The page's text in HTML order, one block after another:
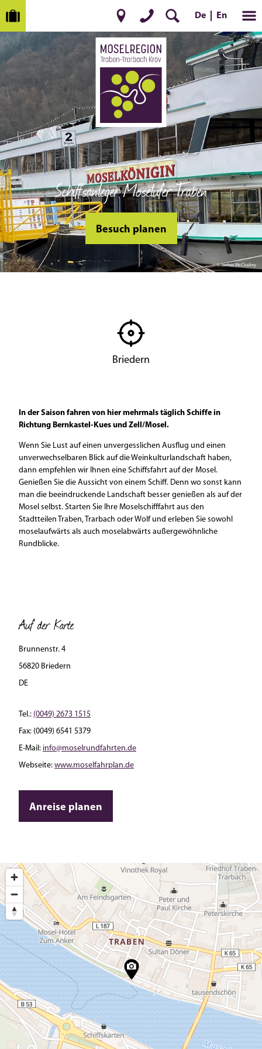
De En
© Joshua McCluskey
Schiffsanleger Moselufer Traben
Besuch planen
Briedern
In der Saison fahren von hier mehrmals täglich Schiffe in
Richtung Bernkastel-Kues und Zell/Mosel.
Wenn Sie Lust auf einen unvergesslichen Ausflug und einen
unverwechselbaren Blick auf die Weinkulturlandschaft haben,
dann empfehlen wir Ihnen eine Schiffsfahrt auf der Mosel.
Genießen Sie die Aussicht von einem Schiff. Denn wo sonst kann
man die beeindruckende Landschaft besser genießen als auf der
Mosel selbst. Starten Sie Ihre Moselschifffahrt aus den
Stadtteilen Traben, Trarbach oder Wolf und erleben Sie sowohl
moselaufwärts als auch moselabwärts außergewöhnliche
Rundblicke.
Auf der Karte
Brunnenstr. 4
56820 Briedern
DE
Tel.: (0049) 2673 1515
Fax: (0049) 6541 5379
E-Mail: info@moselrundfahrten.de
Webseite: www.moselfahrplan.de
Anreise planen